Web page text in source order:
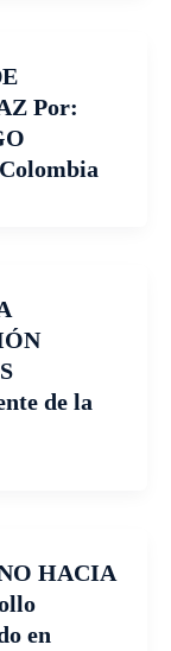
Por:
de la
HACIA
en